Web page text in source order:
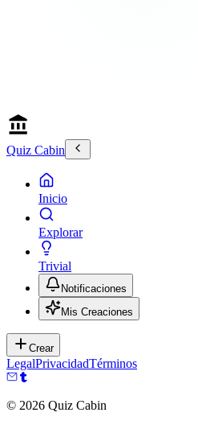
Quiz Cabin
Inicio
Explorar
Trivial
Notificaciones
Mis Creaciones
Crear
LegalPrivacidadTérminos
© 2026 Quiz Cabin